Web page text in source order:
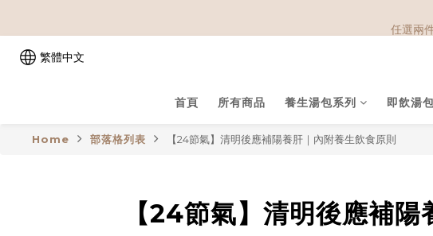
繁體中文
首頁 所有商品 養生湯包系列 即飲湯
Home 部落格列表 【24節氣】清明後應補陽養肝｜內附養生飲食原則
【24節氣】清明後應補